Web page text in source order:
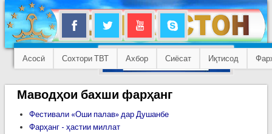
Асосӣ Сохтори ТВТ Ахбор Сиёсат Иқтисод
Маводҳои бахши фарҳанг
Фестивали «Оши палав» дар Душанбе
Фарҳанг - ҳастии миллат